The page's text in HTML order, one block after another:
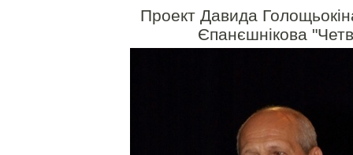
Проект Давида
Єпанєшнікова